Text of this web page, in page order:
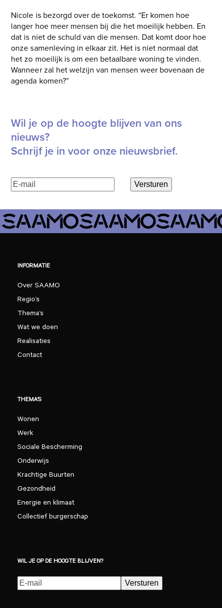
Nicole is bezorgd over de toekomst. “Er komen hoe
langer hoe meer mensen bij die het moeilijk hebben. En
dat is niet de schuld van die mensen. Dat komt door hoe
onze samenleving in elkaar zit. Het is niet normaal dat
het zo moeilijk is om een betaalbare woning te vinden.
Wanneer zal het welzijn van mensen weer bovenaan de
agenda komen?”
Wil je op de hoogte blijven van ons
nieuws?
Schrijf je in voor onze nieuwsbrief.
E-
mailadres(Vereist)
Versturen
INFORMATIE
Over SAAMO
Regio’s
Thema’s
Wat we doen
Realisaties
Contact
THEMA’S
Wonen
Werk
Sociale Bescherming
Onderwijs
Krachtige Buurten
Gezondheid
Energie en klimaat
Collectief burgerschap
WIL JE OP DE HOOGTE BLIJVEN?
E-
mailadres(Vereist)
Versturen